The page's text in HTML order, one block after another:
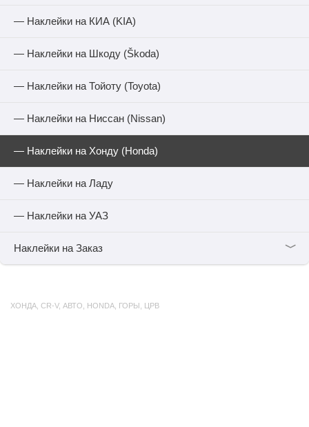
— Наклейки на КИА (KIA)
— Наклейки на Шкоду (Škoda)
— Наклейки на Тойоту (Toyota)
— Наклейки на Ниссан (Nissan)
— Наклейки на Хонду (Honda)
— Наклейки на Ладу
— Наклейки на УАЗ
Наклейки на Заказ ﹀
ХОНДА CR-V, АВТО HONDA ГОРЫ ЦРВ